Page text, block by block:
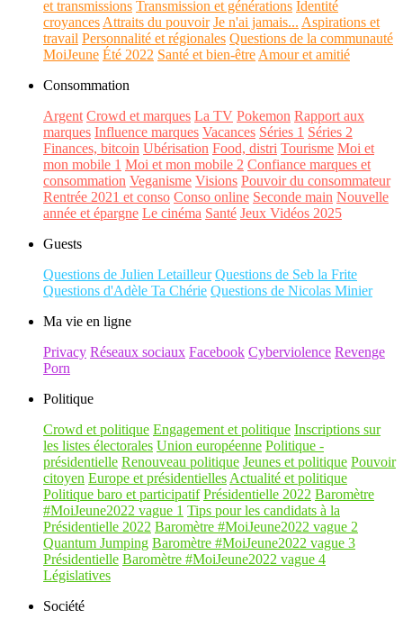
et transmissions Transmission et générations Identité
croyances Attraits du pouvoir Je n'ai jamais... Aspirations et
travail Personnalité et régionales Questions de la communauté
MoiJeune Été 2022 Santé et bien-être Amour et amitié
Consommation
Argent Crowd et marques La TV Pokemon Rapport aux
marques Influence marques Vacances Séries 1 Séries 2
Finances, bitcoin Ubérisation Food, distri Tourisme Moi et
mon mobile 1 Moi et mon mobile 2 Confiance marques et
consommation Veganisme Visions Pouvoir du consommateur
Rentrée 2021 et conso Conso online Seconde main Nouvelle
année et épargne Le cinéma Santé Jeux Vidéos 2025
Guests
Questions de Julien Letailleur Questions de Seb la Frite
Questions d'Adèle Ta Chérie Questions de Nicolas Minier
Ma vie en ligne
Privacy Réseaux sociaux Facebook Cyberviolence Revenge
Porn
Politique
Crowd et politique Engagement et politique Inscriptions sur
les listes électorales Union européenne Politique -
présidentielle Renouveau politique Jeunes et politique Pouvoir
citoyen Europe et présidentielles Actualité et politique
Politique baro et participatif Présidentielle 2022 Baromètre
#MoiJeune2022 vague 1 Tips pour les candidats à la
Présidentielle 2022 Baromètre #MoiJeune2022 vague 2
Quantum Jumping Baromètre #MoiJeune2022 vague 3
Présidentielle Baromètre #MoiJeune2022 vague 4
Législatives
Société